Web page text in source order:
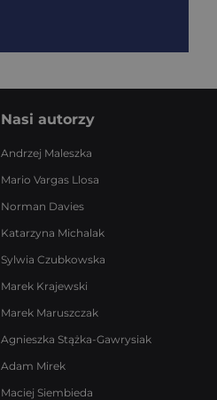
Nasi autorzy
Andrzej Maleszka
Mario Vargas Llosa
Norman Davies
Katarzyna Michalak
Sylwia Czubkowska
Marek Krajewski
Marek Maruszczak
Agnieszka Stążka-Gawrysiak
Adam Mirek
Maciej Siembieda